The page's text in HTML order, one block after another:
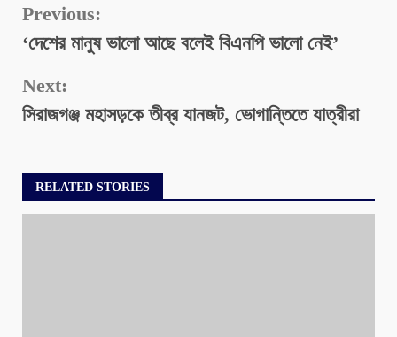
Continue
Reading
Previous:
‘দেশের মানুষ ভালো আছে বলেই বিএনপি ভালো নেই’
Next:
সিরাজগঞ্জ মহাসড়কে তীব্র যানজট, ভোগান্তিতে যাত্রীরা
RELATED STORIES